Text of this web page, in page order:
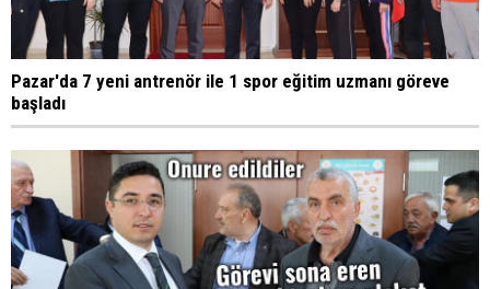
Pazar'da 7 yeni antrenör ile 1 spor eğitim uzmanı göreve
başladı